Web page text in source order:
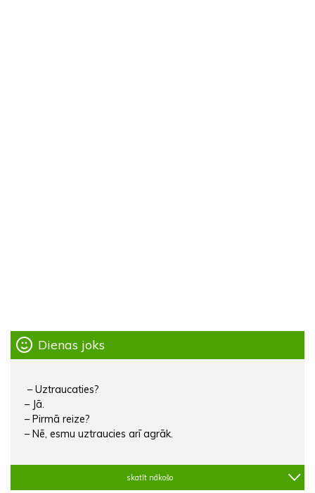
Dienas joks
– Uztraucaties?
– Jā.
– Pirmā reize?
– Nē, esmu uztraucies arī agrāk.
skatīt nākošo